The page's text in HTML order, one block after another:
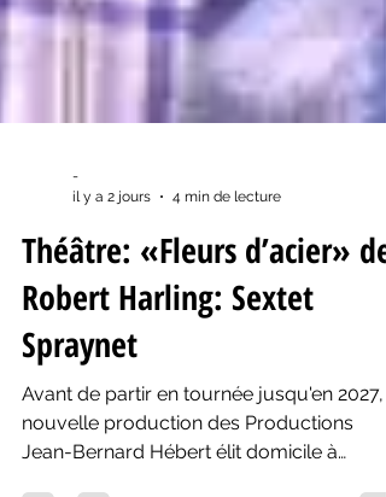
-
il y a 2 jours
4 min de lecture
Théâtre: «Fleurs d’acier» de
Robert Harling: Sextet
Spraynet
Avant de partir en tournée jusqu'en 2027,